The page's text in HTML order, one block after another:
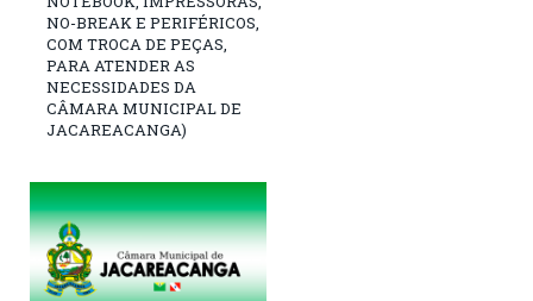
NO-BREAK E PERIFÉRICOS,
COM TROCA DE PEÇAS,
PARA ATENDER AS
NECESSIDADES DA
CÂMARA MUNICIPAL DE
JACAREACANGA)